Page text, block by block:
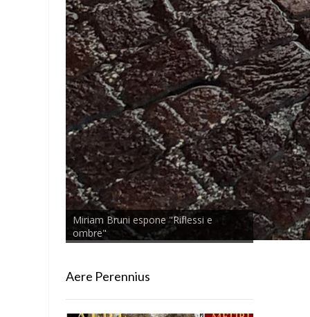
Miriam Bruni espone "Riflessi e
ombre"
Aere Perennius